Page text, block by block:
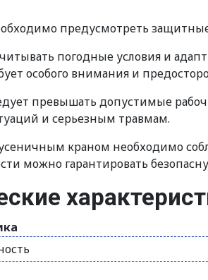
предусмотреть
погодные условия и
особого внимания и
превышать допустимые
и серьезным травмам.
краном необходимо
можно гарантировать